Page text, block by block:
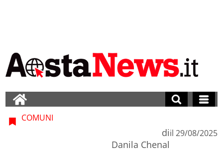
COMUNI
di
Danila Chenal
il 29/08/2025